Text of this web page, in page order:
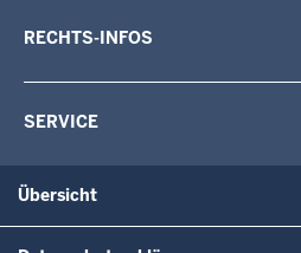
RECHTS-INFOS
SERVICE
Übersicht